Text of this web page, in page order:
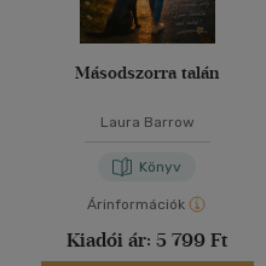
Másodszorra talán
Laura Barrow
Könyv
Árinformációk
Kiadói ár: 5 799 Ft